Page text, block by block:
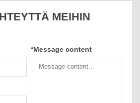
MEIHIN
*Message content